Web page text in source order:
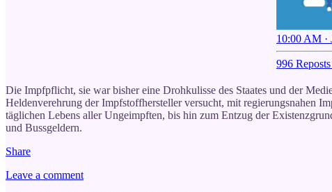
10:00 AM ·
996 Reposts
Die Impfpflicht, sie war bisher eine Drohkulisse des Staates und der
Heldenverehrung der Impfstoffhersteller versucht, mit regierungsnahen
täglichen Lebens aller Ungeimpften, bis hin zum Entzug der
und Bussgeldern.
Share
Leave a comment